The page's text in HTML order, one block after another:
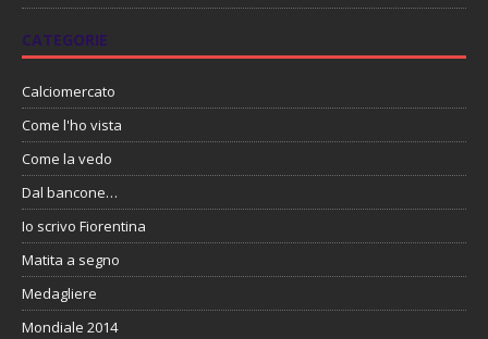
CATEGORIE
Calciomercato
Come l'ho vista
Come la vedo
Dal bancone…
Io scrivo Fiorentina
Matita a segno
Medagliere
Mondiale 2014